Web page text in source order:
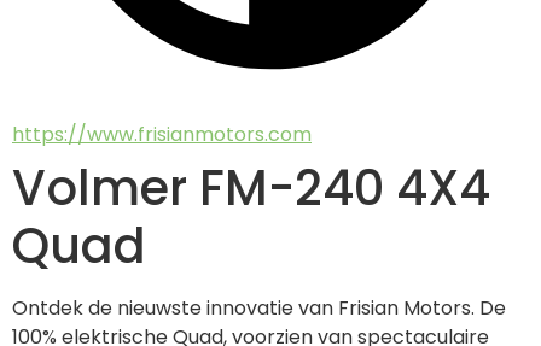
https://www.frisianmotors.com
Volmer FM-240 4X4
Quad
Ontdek de nieuwste innovatie van Frisian Motors. De
100% elektrische Quad, voorzien van spectaculaire